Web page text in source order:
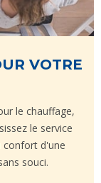
VOTRE
le chauffage,
le service
confort d'une
souci.